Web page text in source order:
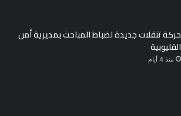
حركة تنقلات جديدة لضباط المباحث بمديرية أمن
القليوبية
منذ 4 أيام